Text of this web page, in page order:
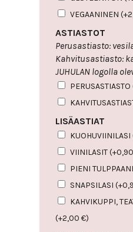
VEGAANINEN(+
ASTIASTOT
Kahvitusastiasto: kahvikuppi, asetti ja jälkiruokalautanen sekä pikkulusikka,
JUHULAN logolla
PERUSASTIASTO
LISÄASTIAT
KUOHUVIINILASI
VIINILASIT(+
PIENI
SNAPSILASI(+
KAHVIKUPPI,
(+2,00€)